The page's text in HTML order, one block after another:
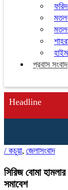
প্রবাস সংবাদ
Headline
/ কচুয়া, জেলাসংবাদ
সিরিজ বোমা
সমাবেশ